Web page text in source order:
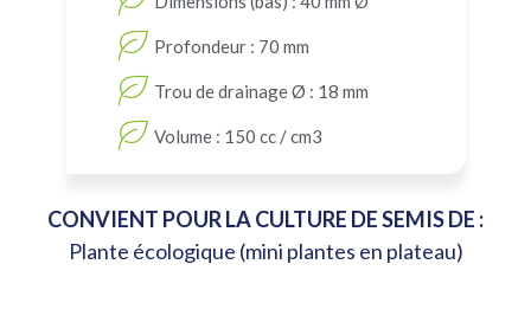
Profondeur : 70 mm
Trou de drainage Ø : 18 mm
Volume : 150 cc / cm3
CONVIENT POUR LA CULTURE DE SEMIS DE :
Plante écologique (mini plantes en plateau)